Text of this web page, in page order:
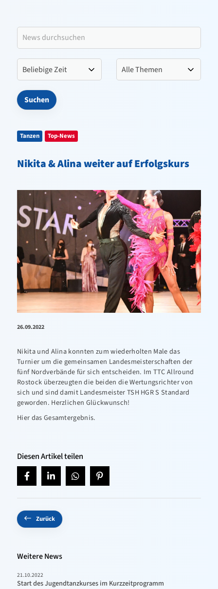
Tanzen Top-News
Nikita & Alina weiter auf Erfolgskurs
26.09.2022
Nikita und Alina konnten zum wiederholten Male das
Turnier um die gemeinsamen Landesmeisterschaften der
fünf Nordverbände für sich entscheiden. Im TTC Allround
Rostock überzeugten die beiden die Wertungsrichter von
sich und sind damit Landesmeister TSH HGR S Standard
geworden. Herzlichen Glückwunsch!
Hier dasGesamtergebnis.
Diesen Artikel teilen
Zurück
Weitere News
21.10.2022
Start des Jugendtanzkurses im Kurzzeitprogramm
Sportangebote
Kontakt